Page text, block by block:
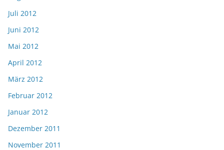
Juli 2012
Juni 2012
Mai 2012
April 2012
März 2012
Februar 2012
Januar 2012
Dezember 2011
November 2011